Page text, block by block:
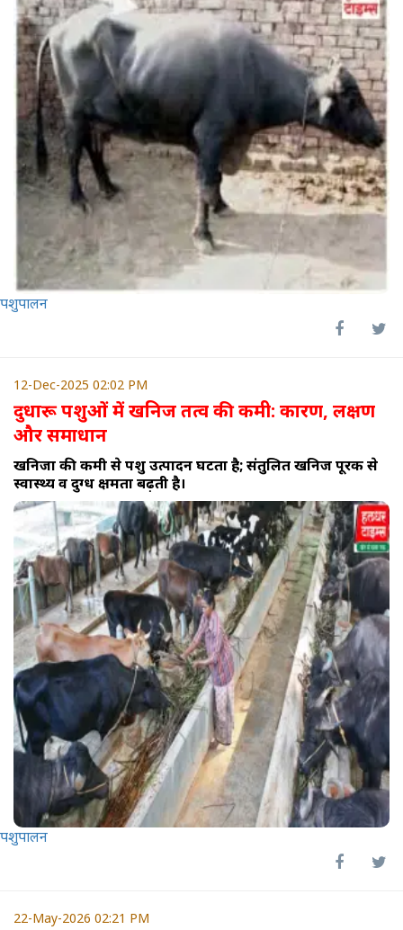
पशुपालन
12-Dec-2025 02:02 PM
दुधारू पशुओं में खनिज तत्व की कमी: कारण, लक्षण
और समाधान
खनिजों की कमी से पशु उत्पादन घटता है; संतुलित खनिज पूरक से
स्वास्थ्य व दुग्ध क्षमता बढ़ती है।
पशुपालन
22-May-2026 02:21 PM